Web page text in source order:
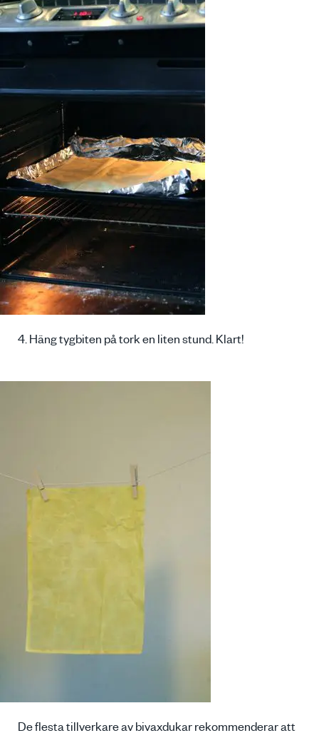
4. Häng tygbiten på tork en liten stund. Klart!
De flesta tillverkare av bivaxdukar rekommenderar att